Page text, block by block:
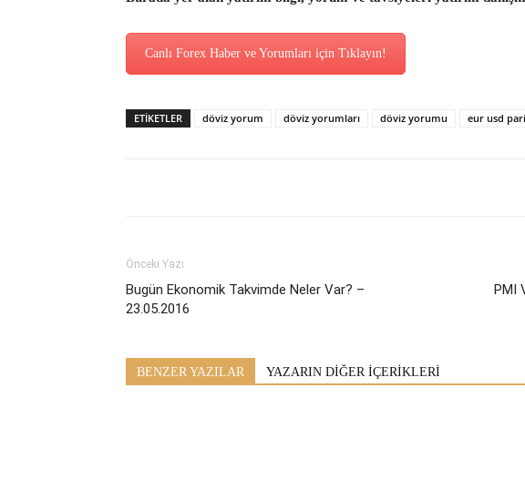
Canlı Forex Haber ve Yorumları için Tıklayın!
ETİKETLER döviz yorum döviz yorumları döviz yorumu eur usd
Önceki Yazı
Bugün Ekonomik Takvimde Neler Var? –
23.05.2016
PMI
BENZER YAZILAR YAZARIN DİĞER İÇERİKLERİ